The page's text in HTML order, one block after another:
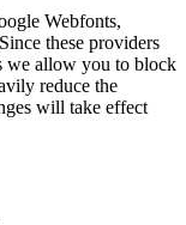
Webfonts,
these providers
we allow you to block
reduce the
will take effect